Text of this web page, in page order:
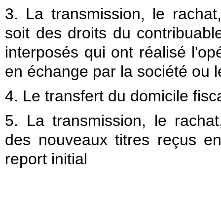
3. La transmission, le
soit des droits du
interposés qui ont réalisé
en échange par la société ou
4. Le transfert du domicile
5. La transmission, le
des nouveaux titres reçus
report initial